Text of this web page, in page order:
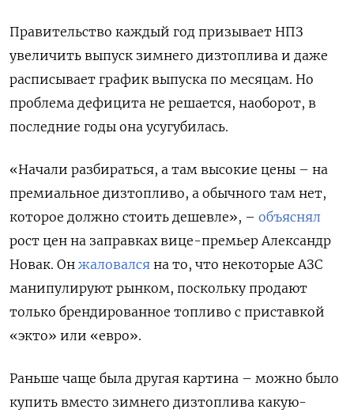
Правительство каждый год призывает НПЗ
увеличить выпуск зимнего дизтоплива и даже
расписывает график выпуска по месяцам. Но
проблема дефицита не решается, наоборот, в
последние годы она усугубилась.
«Начали разбираться, а там высокие цены – на
премиальное дизтопливо, а обычного там нет,
которое должно стоить дешевле», – объяснял
рост цен на заправках вице-премьер Александр
Новак. Он жаловался на то, что некоторые АЗС
манипулируют рынком, поскольку продают
только брендированное топливо с приставкой
«экто» или «евро».
Раньше чаще была другая картина – можно было
купить вместо зимнего дизтоплива какую-